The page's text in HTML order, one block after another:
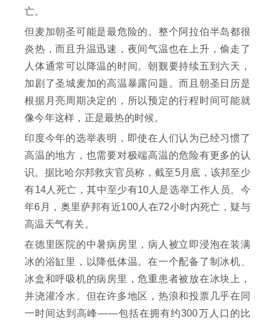
亡。
但麦加朝圣可能是最危险的。整个阿拉伯半岛都很
炎热，而且升温迅速，夜间气温也在上升，偷走了
人体通常可以降温的时间。朝觐要持续五到六天，
加剧了圣城麦加的高温暴露问题。而且朝圣日历是
根据月亮周期决定的，所以预定的行程时间可能就
像今年这样，正是最热的时候。
印度今年的选举表明，即使在人们认为已经习惯了
高温的地方，也需要对极端高温的危险有更多的认
识。据比哈尔邦救灾官员称，截至5月底，该邦至少
有14人死亡，其中至少有10人是选举工作人员。今
年6月，奥里萨邦有近100人在72小时内死亡，疑与
高温天气有关。
在德里医院的中暑病房里，病人被立即浸泡在装满
冰的浴缸里，以降低体温。在一个配备了制冰机、
冰盒和呼吸机的病房里，危重患者被放在冰块上，
并浇灌冷水。但在许多地区，热浪和投票几乎在同
一时间达到高峰——包括在拥有约300万人口的比